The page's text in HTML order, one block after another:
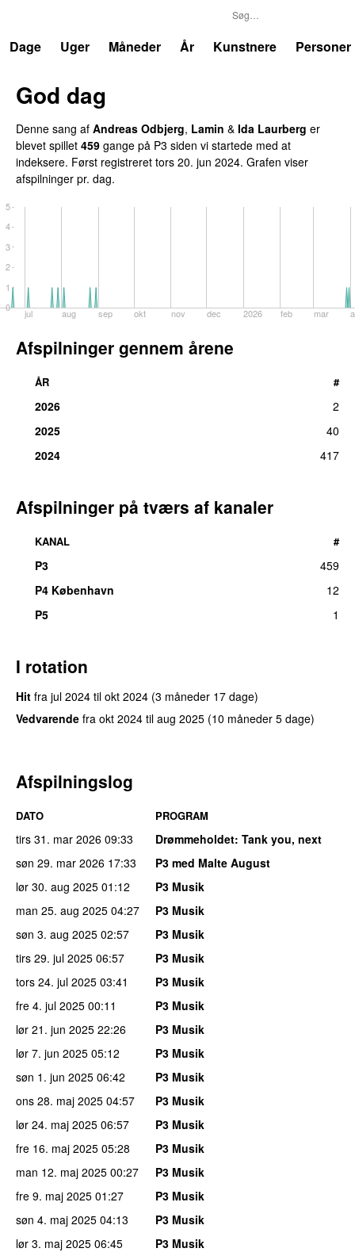
Dage
Uger Måneder År Kunstnere Personer
God dag
Denne sang af Andreas Odbjerg, Lamin & Ida Laurberg er
blevet spillet 459 gange på P3 siden vi startede med at
indeksere. Først registreret tors 20. jun 2024. Grafen viser
afspilninger pr. dag.
jul aug sep okt nov dec 2026 feb mar
0
1
2
3
4
5
Afspilninger gennem årene
ÅR #
2026
2
2025
40
2024
417
Afspilninger på tværs af kanaler
KANAL #
P3
459
P4 København
12
P5
1
I rotation
Hit fra jul 2024 til okt 2024 (3 måneder 17 dage)
Vedvarende fra okt 2024 til aug 2025 (10 måneder 5 dage)
Afspilningslog
DATO PROGRAM
tirs 31. mar 2026 09:33 Drømmeholdet: Tank you, next
søn 29. mar 2026 17:33
P3 med Malte August
lør 30. aug 2025 01:12
P3 Musik
man 25. aug 2025 04:27
P3 Musik
søn 3. aug 2025 02:57
P3 Musik
tirs 29. jul 2025 06:57
P3 Musik
tors 24. jul 2025 03:41
P3 Musik
fre 4. jul 2025 00:11
P3 Musik
lør 21. jun 2025 22:26
P3 Musik
lør 7. jun 2025 05:12
P3 Musik
søn 1. jun 2025 06:42
P3 Musik
ons 28. maj 2025 04:57
P3 Musik
lør 24. maj 2025 06:57
P3 Musik
fre 16. maj 2025 05:28
P3 Musik
man 12. maj 2025 00:27
P3 Musik
fre 9. maj 2025 01:27
P3 Musik
søn 4. maj 2025 04:13
P3 Musik
lør 3. maj 2025 06:45
P3 Musik